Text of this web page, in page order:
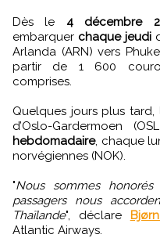
Dès le 4 décembre
embarquer chaque jeudi
Arlanda (ARN) vers
partir de 1 600
comprises.
Quelques jours plus tard,
d’Oslo-Gardermoen
hebdomadaire, chaque
norvégiennes (NOK).
"Nous sommes
passagers nous
Thaïlande", déclare
Atlantic Airways.